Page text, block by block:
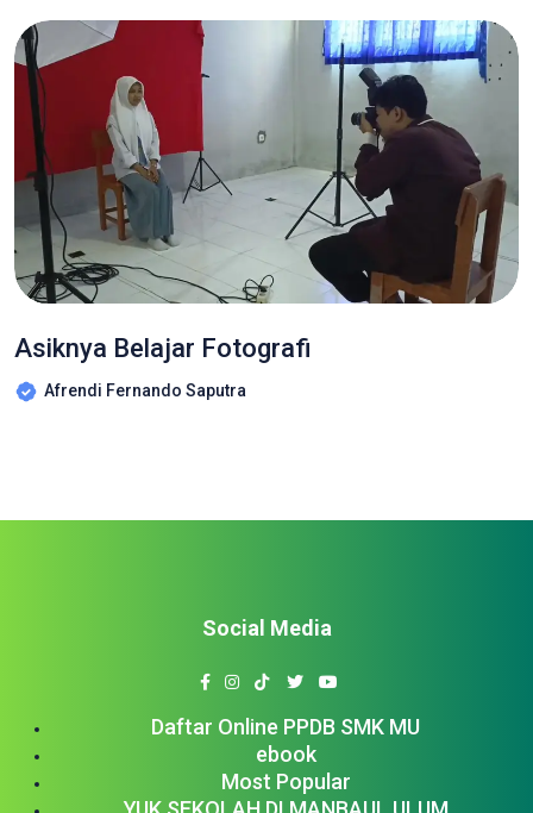
Asiknya Belajar Fotografi
Afrendi Fernando Saputra
Daftar Online PPDB SMK MU
ebook
Most Popular
Social Media